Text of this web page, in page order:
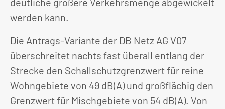
deutliche größere Verkehrsmenge abgewickelt
werden kann.
Die Antrags-Variante der DB Netz AG V07
überschreitet nachts fast überall entlang der
Strecke den Schallschutzgrenzwert für reine
Wohngebiete von 49 dB(A) und großflächig den
Grenzwert für Mischgebiete von 54 dB(A). Von